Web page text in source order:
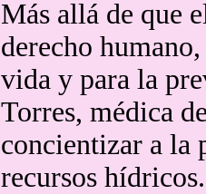
Más allá de que
derecho
vida y para la
Torres, médica
concientizar a la
recursos hídricos.